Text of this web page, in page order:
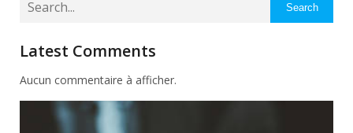
Search
Latest Comments
Aucun commentaire à afficher.